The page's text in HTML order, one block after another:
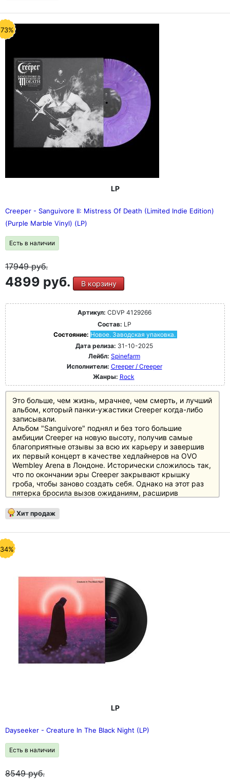
LP
Creeper - Sanguivore II: Mistress Of Death (Limited Indie Edition)
(Purple Marble Vinyl) (LP)
Есть в наличии
17949руб.
4899 руб. В корзину
Артикул: CDVP 4129266
Состав: LP
Состояние: Новое. Заводская упаковка.
Дата релиза: 31-10-2025
Лейбл: Spinefarm
Исполнители: Creeper / Creeper
Жанры: Rock
Это больше, чем жизнь, мрачнее, чем смерть, и лучший
альбом, который панки-ужастики Creeper когда-либо
записывали.
Альбом "Sanguivore" поднял и без того большие
амбиции Creeper на новую высоту, получив самые
благоприятные отзывы за всю их карьеру и завершив
их первый концерт в качестве хедлайнеров на OVO
Wembley Arena в Лондоне. Исторически сложилось так,
что по окончании эры Creeper закрывают крышку
гроба, чтобы заново создать себя. Однако на этот раз
пятерка бросила вызов ожиданиям, расширив
погрузившись во вселенную вампиров с "Sanguivore II:
Mistress Of Death" в октябре 2025 года.
тематическое продолжение, чем прямое продолжение
оригинальной истории. Как и в классической антологии
ужасов, в ней новая история берет начало от той же
используя окровавленное сердце вампира в качестве
общей нити, вводит совершенно новое повествование.
История возвращает нас к моральной истерии
"Сатанинской паники" и ее влиянию на мир хард-рока и
хэви-метала 80-х годов. Это было время, когда
покойный Князь Тьмы, Оззи Осборн и Judas Priest
страдали от судебных исков. Iron Maiden играли в
самом сердце Америки, а W.A.S.P. и Mötley Crüe
будоражили умы консерваторов своей скандальной
театральностью и декадансом.
Хит продаж
LP
Dayseeker - Creature In The Black Night (LP)
Есть в наличии
8549руб.